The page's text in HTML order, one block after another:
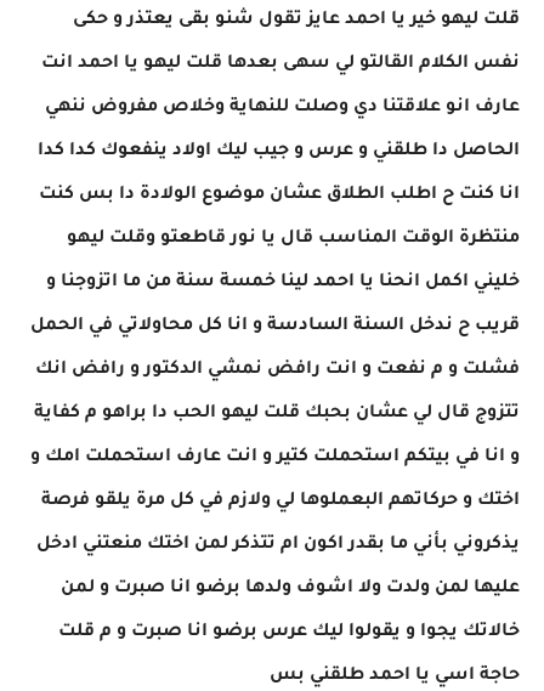
قلت ليهو خير يا احمد عايز تقول شنو بقى يعتذر و حكى
نفس الكلام القالتو لي سهى بعدها قلت ليهو يا احمد انت
عارف انو علاقتنا دي وصلت للنهاية وخلاص مفروض ننهي
الحاصل دا طلقني و عرس و جيب ليك اولاد ينفعوك كدا كدا
انا كنت ح اطلب الطلاق عشان موضوع الولادة دا بس كنت
منتظرة الوقت المناسب قال يا نور قاطعتو وقلت ليهو
خليني اكمل انحنا يا احمد لينا خمسة سنة من ما اتزوجنا و
قريب ح ندخل السنة السادسة و انا كل محاولاتي في الحمل
فشلت و م نفعت و انت رافض نمشي الدكتور و رافض انك
تتزوج قال لي عشان بحبك قلت ليهو الحب دا براهو م كفاية
و انا في بيتكم استحملت كتير و انت عارف استحملت امك و
اختك و حركاتهم البعملوها لي ولازم في كل مرة يلقو فرصة
يذكروني بأني ما بقدر اكون ام تتذكر لمن اختك منعتني ادخل
عليها لمن ولدت ولا اشوف ولدها برضو انا صبرت و لمن
خالاتك يجوا و يقولوا ليك عرس برضو انا صبرت و م قلت
حاجة اسي يا احمد طلقني بس